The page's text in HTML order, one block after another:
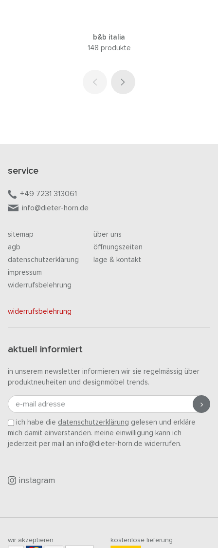
b&b italia
148 produkte
service
+49 7231 313061
info@dieter-horn.de
sitemap
agb
datenschutzerklärung
impressum
widerrufsbelehrung
über uns
öffnungszeiten
lage & kontakt
widerrufsbelehrung
aktuell informiert
in unserem newsletter informieren wir sie regelmässig über
produktneuheiten und designmöbel trends.
e-mail adresse
ich habe die datenschutzerklärung gelesen und erkläre
mich damit einverstanden. meine einwilligung kann ich
jederzeit per mail an info@dieter-horn.de widerrufen.
instagram
wir akzeptieren kostenlose lieferung